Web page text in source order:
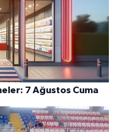
7 Ağustos Cuma